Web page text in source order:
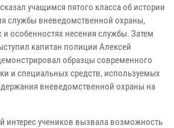
учащимся пятого класса об истории
службы вневедомственной охраны,
особенностях несения службы. Затем
капитан полиции Алексей
образцы современного
и специальных средств, используемых
вневедомственной охраны на
учеников вызвала возможность